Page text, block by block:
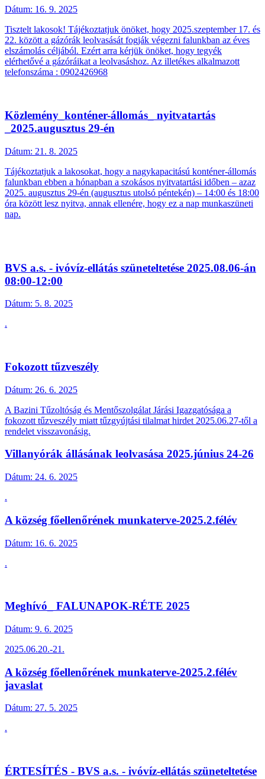
Dátum: 16. 9. 2025
Tisztelt lakosok! Tájékoztatjuk önöket, hogy 2025.szeptember 17. és
22. között a gázórák leolvasását fogják végezni falunkban az éves
elszámolás céljából. Ezért arra kérjük önöket, hogy tegyék
elérhetővé a gázóráikat a leolvasáshoz. Az illetékes alkalmazott
telefonszáma : 0902426968
Közlemény_konténer-állomás_ nyitvatartás
_2025.augusztus 29-én
Dátum: 21. 8. 2025
Tájékoztatjuk a lakosokat, hogy a nagykapacitású konténer-állomás
falunkban ebben a hónapban a szokásos nyitvatartási időben – azaz
2025. augusztus 29-én (augusztus utolsó péntekén) – 14:00 és 18:00
óra között lesz nyitva, annak ellenére, hogy ez a nap munkaszüneti
nap.
BVS a.s. - ivóvíz-ellátás szüneteltetése 2025.08.06-án
08:00-12:00
Dátum: 5. 8. 2025
.
Fokozott tűzveszély
Dátum: 26. 6. 2025
A Bazini Tűzoltóság és Mentőszolgálat Járási Igazgatósága a
fokozott tűzveszély miatt tűzgyújtási tilalmat hirdet 2025.06.27-től a
rendelet visszavonásig.
Villanyórák állásának leolvasása 2025.június 24-26
Dátum: 24. 6. 2025
.
A község főellenőrének munkaterve-2025.2.félév
Dátum: 16. 6. 2025
.
Meghívó_ FALUNAPOK-RÉTE 2025
Dátum: 9. 6. 2025
2025.06.20.-21.
A község főellenőrének munkaterve-2025.2.félév
javaslat
Dátum: 27. 5. 2025
.
ÉRTESÍTÉS - BVS a.s. - ivóvíz-ellátás szüneteltetése